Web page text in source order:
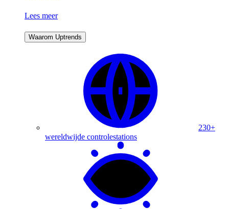
Lees meer
Waarom Uptrends
230+
wereldwijde controlestations